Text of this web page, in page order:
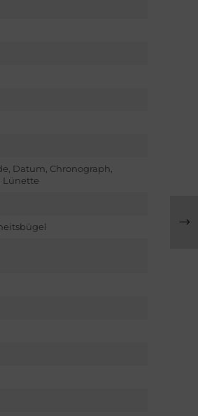
Datum, Chronograph,
Lünette